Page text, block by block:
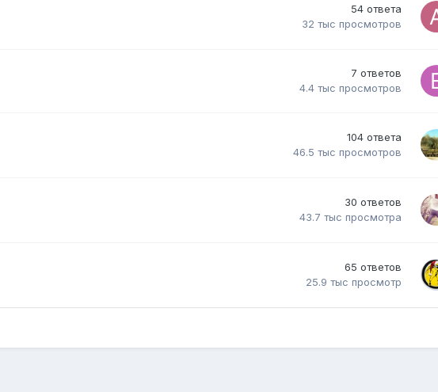
54 ответа
32 тыс просмотров
7 ответов
4.4 тыс просмотров
104 ответа
46.5 тыс просмотров
30 ответов
43.7 тыс просмотра
65 ответов
25.9 тыс просмотр